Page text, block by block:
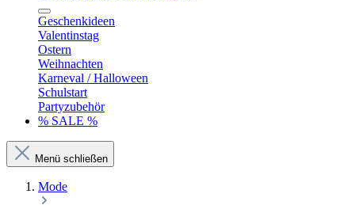
Geschenkideen
Valentinstag
Ostern
Weihnachten
Karneval / Halloween
Schulstart
Partyzubehör
% SALE %
Menü schließen
Mode